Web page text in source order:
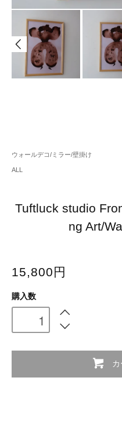
ウォールデコ/ミラー/壁掛け
ALL
Tuftluck studio
ng Art/
15,800円
購入数